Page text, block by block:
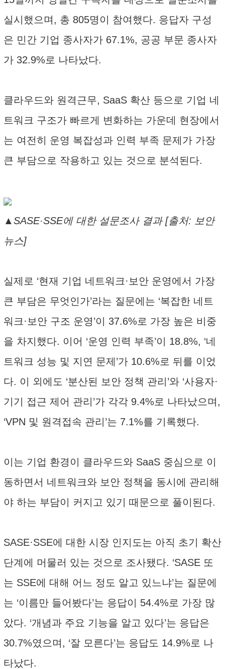
실시했으며, 총 805명이 참여했다. 응답자 구성
은 민간 기업 종사자가 67.1%, 공공 부문 종사자
가 32.9%로 나타났다.
클라우드와 원격근무, SaaS 확산 등으로 기업 네
트워크 구조가 빠르게 변화하는 가운데 현장에서
는 여전히 운영 복잡성과 인력 부족 문제가 가장
큰 부담으로 작용하고 있는 것으로 분석된다.
▲SASE·SSE에 대한 설문조사 결과 [출처: 보안
뉴스]
실제로 ‘현재 기업 네트워크·보안 운영에서 가장
큰 부담은 무엇인가’라는 질문에는 ‘복잡한 네트
워크·보안 구조 운영’이 37.6%로 가장 높은 비중
을 차지했다. 이어 ‘운영 인력 부족’이 18.8%, ‘네
트워크 성능 및 지연 문제’가 10.6%로 뒤를 이었
다. 이 외에도 ‘분산된 보안 정책 관리’와 ‘사용자·
기기 접근 제어 관리’가 각각 9.4%로 나타났으며,
‘VPN 및 원격접속 관리’는 7.1%를 기록했다.
이는 기업 환경이 클라우드와 SaaS 중심으로 이
동하면서 네트워크와 보안 정책을 동시에 관리해
야 하는 부담이 커지고 있기 때문으로 풀이된다.
SASE·SSE에 대한 시장 인지도는 아직 초기 확산
단계에 머물러 있는 것으로 조사됐다. ‘SASE 또
는 SSE에 대해 어느 정도 알고 있느냐’는 질문에
는 ‘이름만 들어봤다’는 응답이 54.4%로 가장 많
았다. ‘개념과 주요 기능을 알고 있다’는 응답은
30.7%였으며, ‘잘 모른다’는 응답도 14.9%로 나
타났다.